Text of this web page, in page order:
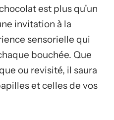
est plus qu’un
invitation à la
sensorielle qui
bouchée. Que
ou revisité, il saura
et celles de vos